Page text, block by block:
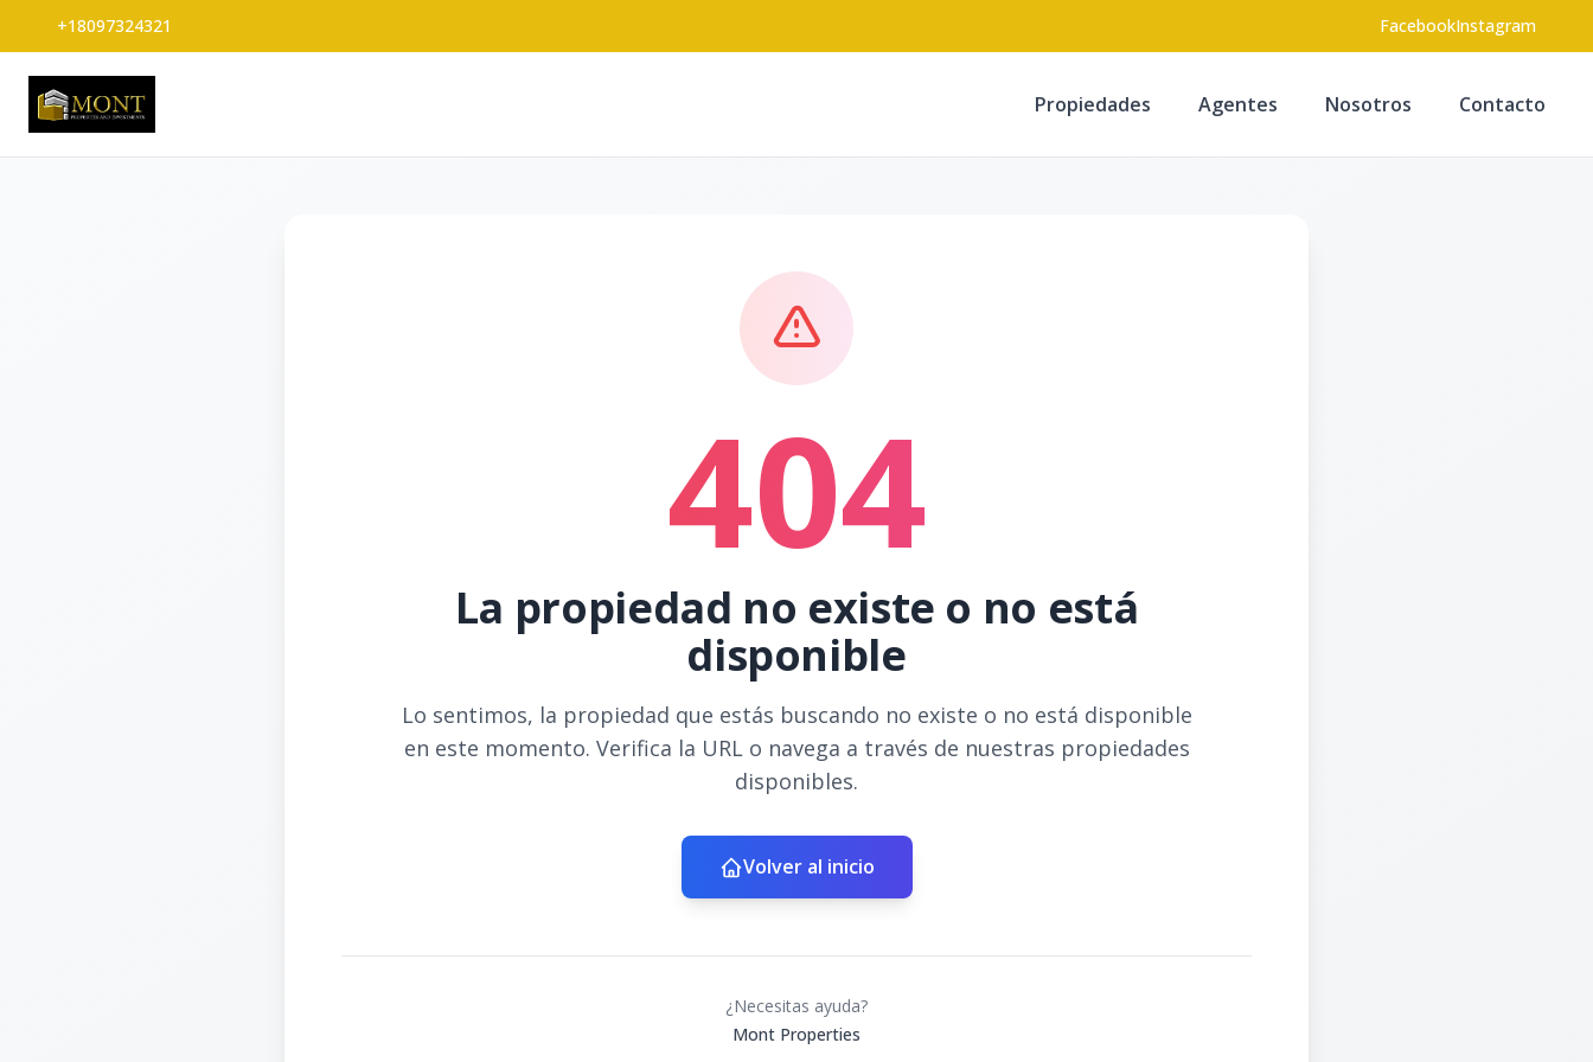
+18097324321 FacebookInstagram
Propiedades Agentes Nosotros Contacto
404
La propiedad no existe o no está
disponible
Lo sentimos, la propiedad que estás buscando no existe o no está disponible
en este momento. Verifica la URL o navega a través de nuestras propiedades
disponibles.
Volver al inicio
¿Necesitas ayuda?
Mont Properties